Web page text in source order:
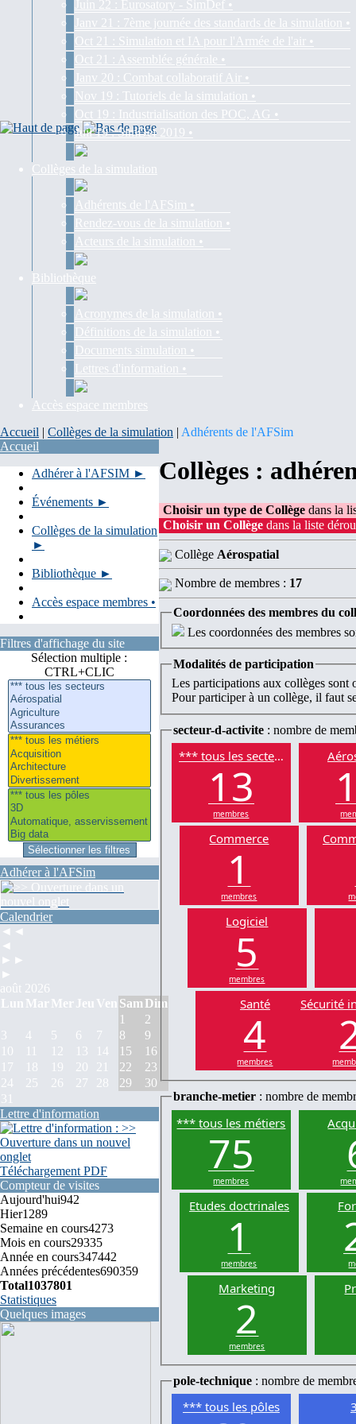
Juin 22 : Eurosatory - SimDef •
Janv 21 : 7ème journée des standards de la simulation •
Oct 21 : Simulation et IA pour l'Armée de l'air •
Oct 21 : Assemblée générale •
Janv 20 : Combat collaboratif Air •
Nov 19 : Tutoriels de la simulation •
Oct 19 : Industrialisation des POC, AG •
Juil 19 : SimDef 2019 •
Collèges de la simulation
Adhérents de l'AFSim •
Rendez-vous de la simulation •
Acteurs de la simulation •
Bibliothèque
Acronymes de la simulation •
Définitions de la simulation •
Documents simulation •
Lettres d'information •
Accès espace membres
Accueil | Collèges de la simulation | Adhérents de l'AFSim
Accueil
Adhérer à l'AFSIM ►
Événements ►
Collèges de la simulation
►
Bibliothèque ►
Accès espace membres •
Filtres d'affichage du site
Sélection multiple :
CTRL+CLIC
Adhérer à l'AFSim
Calendrier
◄◄
◄
►►
►
août 2026
Lun Mar Mer Jeu Ven Sam Dim
1
2
3
4 5 6 7 8
9
10
11 12 13 14 15
16
17
18 19 20 21 22
23
24
25 26 27 28 29
30
31
Lettre d'information
Téléchargement PDF
Compteur de visites
Aujourd'hui942
Hier1289
Semaine en cours4273
Mois en cours29335
Année en cours347442
Années précédentes690359
Total1037801
Statistiques
Quelques images
Collèges :
Choisir un type de Collège dans la
Choisir un Collège dans la liste
Collège Aérospatial
Nombre de membres : 17
Coordonnées des membres du
Les coordonnées des membres
Modalités de participation
Les participations aux collèges sont
Pour participer à un collège, il faut
secteur-d-activite : nombre de
*** tous les secteurs
13
membres
Commerce
1
membres
Logiciel
5
membres
Santé
4
membres
Sécurité
branche-metier : nombre de
*** tous les métiers
75
membres
Etudes doctrinales
1
membres
Marketing
2
membres
pole-technique : nombre de
*** tous les pôles